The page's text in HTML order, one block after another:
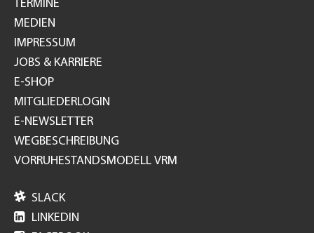
TERMINE
MEDIEN
IMPRESSUM
JOBS & KARRIERE
E-SHOP
MITGLIEDERLOGIN
E-NEWSLETTER
WEGBESCHREIBUNG
VORRUHESTANDSMODELL VRM
 SLACK
 LINKEDIN